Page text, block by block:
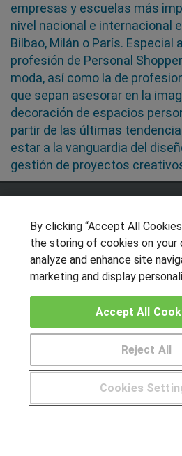
empresas y escuelas más
nivel nacional e internacional
Bilbao, Milán o París. Especial
profesión de Personal
moda, así como la de
que sepan asesorar en la
decoración de espacios
partir de las últimas
estar a la vanguardia del
gestión de proyectos
OTROS GRUPOS DE INTERES
Muro de los idiomas
Hablemos de empleo
Locos por las becas
CENTROS DE FORMACIÓN
¿Tienes
By clicking “Accept All
the storing of cookies on your
analyze and enhance site
marketing and display
Cookies
Reject All
Accept All